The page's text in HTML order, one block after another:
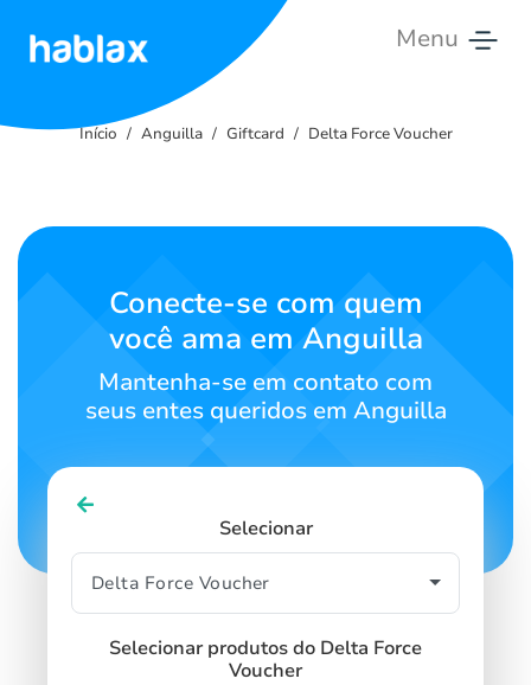
Menu
Tarifas
Contate-
Português
SIGN IN
Início Anguilla Giftcard Delta Force Voucher
Conecte-se com quem
você ama em Anguilla
Mantenha-se em contato com
seus entes queridos em Anguilla
Selecionar
Selecionar produtos do Delta Force
Voucher